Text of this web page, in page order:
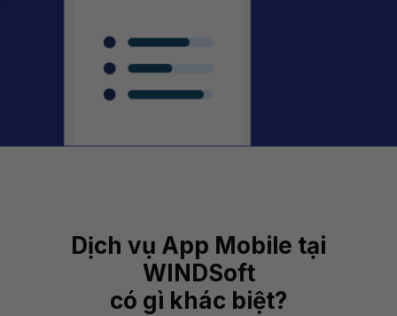
Dịch vụ App Mobile tại
WINDSoft
có gì khác biệt?